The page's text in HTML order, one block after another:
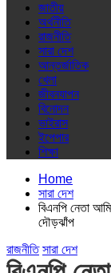
জাতীয়
অর্থনীতি
রাজনীতি
সারা দেশ
আন্তর্জাতিক
খেলা
জীবনযাপন
বিনোদন
ভাইরাস
ইপেপার
শিক্ষা
Home
সারা দেশ
বিএনপি নেতা
দৌড়ঝাঁপ
রাজনীতি সারা দেশ